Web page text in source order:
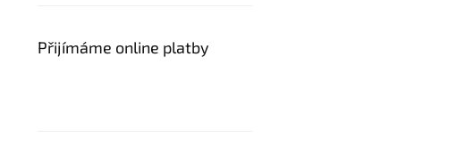
Přijímáme online platby